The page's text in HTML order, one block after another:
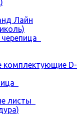
Лайн
комплектующие D-
листы